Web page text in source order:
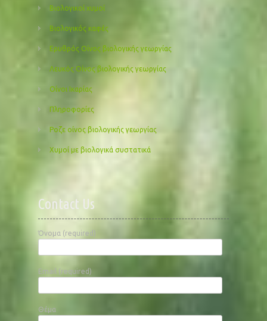
Βιολογικοί χυμοί
Βιολογικός καφές
Ερυθρός Οίνος βιολογικής γεωργίας
Λευκός Οίνος βιολογικής γεωργίας
Οίνοι Ικαρίας
Πληροφορίες
Ροζε οίνος βιολογικής γεωργίας
Χυμοί με βιολογικά συστατικά
Contact Us
Όνομα (required)
Email (required)
Θέμα